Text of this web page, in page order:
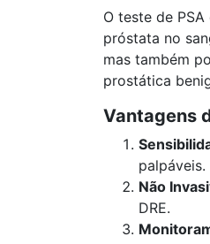
O teste de
próstata no
mas também
prostática
Vantagens
palpáveis.
Não
DRE.